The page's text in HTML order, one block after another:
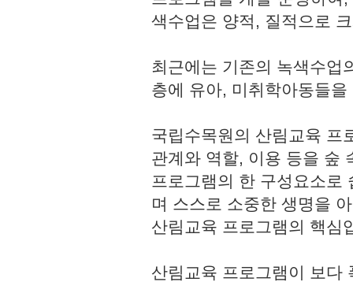
색수업은 양적, 질적으로
최근에는 기존의 녹색수업
층에 유아, 미취학아동들
국립수목원의 산림교육 프
관계와 역할, 이용 등을 숲
프로그램의 한 구성요소로
며 스스로 소중한 생명을
산림교육 프로그램의 핵심
산림교육 프로그램이 보다